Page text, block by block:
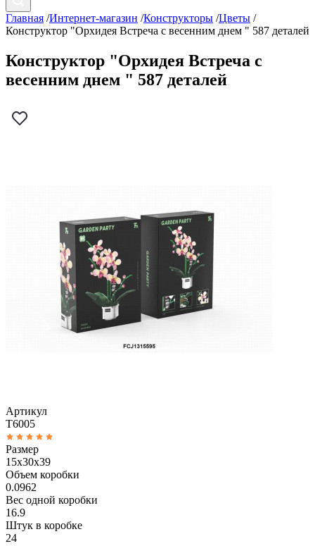
Главная /Интернет-магазин /Конструкторы /Цветы /
Конструктор "Орхидея Встреча с весенним днем " 587 деталей
Конструктор "Орхидея Встреча с
весенним днем " 587 деталей
Артикул
T6005
Размер
15x30x39
Объем коробки
0.0962
Вес одной коробки
16.9
Штук в коробке
24